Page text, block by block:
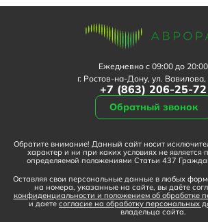
Ежедневно с 09:00 до 20:00
г. Ростов-на-Дону, ул.
+7 (863) 206-25-72
Обратный звонок
Обратите внимание! Данный сайт носит
характер и ни при каких условиях не является
определяемой положениями Статьи 437
Оставляя свои персональные данные в любых
на номера, указанные на сайте, вы даёте
конфиденциальности и положением об обработке
и даете согласие на обработку персональных
владельца сайта.